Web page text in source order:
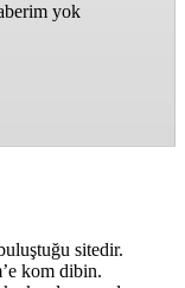
yok
sitedir.
kom dibin.